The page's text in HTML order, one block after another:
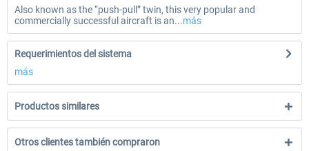
Also known as the “push-pull” twin, this very popular and
commercially successful aircraft is an...más
Requerimientos del sistema
más
Productos similares
Otros clientes también compraron